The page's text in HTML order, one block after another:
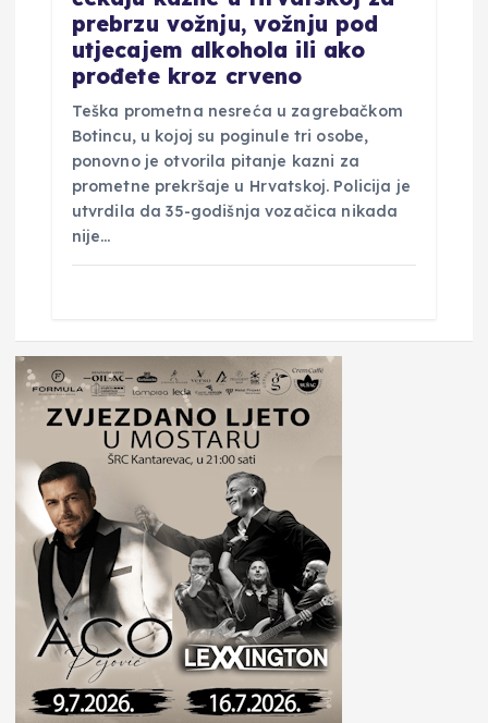
prebrzu vožnju, vožnju pod
utjecajem alkohola ili ako
prođete kroz crveno
Teška prometna nesreća u zagrebačkom
Botincu, u kojoj su poginule tri osobe,
ponovno je otvorila pitanje kazni za
prometne prekršaje u Hrvatskoj. Policija je
utvrdila da 35-godišnja vozačica nikada
nije…